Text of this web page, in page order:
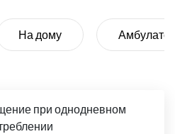
На дому
при однодневном